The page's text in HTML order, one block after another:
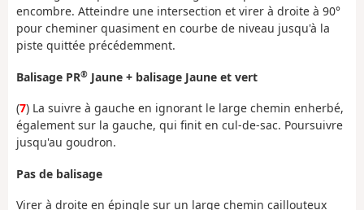
encombre. Atteindre une intersection et virer à droite à 90°
pour cheminer quasiment en courbe de niveau jusqu'à la
piste quittée précédemment.
Balisage PR® Jaune + balisage Jaune et vert
(7) La suivre à gauche en ignorant le large chemin enherbé,
également sur la gauche, qui finit en cul-de-sac. Poursuivre
jusqu'au goudron.
Pas de balisage
Virer à droite en épingle sur un large chemin caillouteux